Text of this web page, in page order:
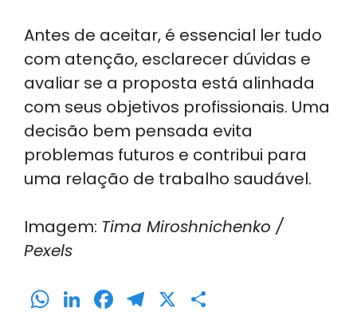
Antes de aceitar, é essencial ler tudo
com atenção, esclarecer dúvidas e
avaliar se a proposta está alinhada
com seus objetivos profissionais. Uma
decisão bem pensada evita
problemas futuros e contribui para
uma relação de trabalho saudável.
Imagem: Tima Miroshnichenko /
Pexels
W Li F T X